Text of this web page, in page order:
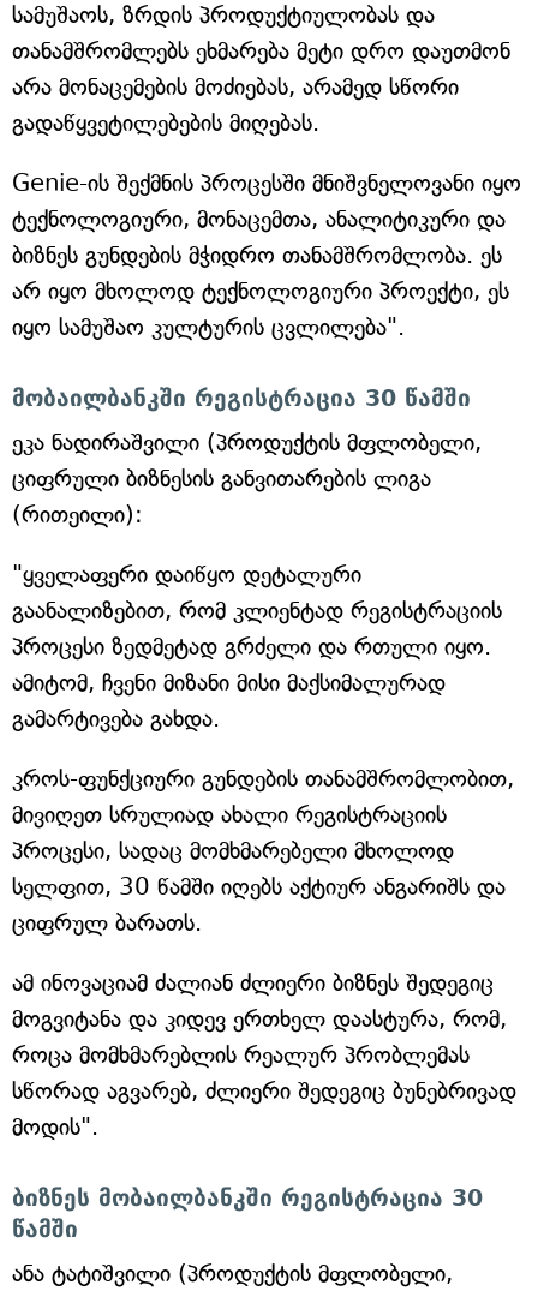
სამუშაოს, ზრდის პროდუქტიულობას და
თანამშრომლებს ეხმარება მეტი დრო დაუთმონ
არა მონაცემების მოძიებას, არამედ სწორი
გადაწყვეტილებების მიღებას.
Genie-ის შექმნის პროცესში მნიშვნელოვანი იყო
ტექნოლოგიური, მონაცემთა, ანალიტიკური და
ბიზნეს გუნდების მჭიდრო თანამშრომლობა. ეს
არ იყო მხოლოდ ტექნოლოგიური პროექტი, ეს
იყო სამუშაო კულტურის ცვლილება".
მობაილბანკში რეგისტრაცია 30 წამში
ეკა ნადირაშვილი (პროდუქტის მფლობელი,
ციფრული ბიზნესის განვითარების ლიგა
(რითეილი):
"ყველაფერი დაიწყო დეტალური
გაანალიზებით, რომ კლიენტად რეგისტრაციის
პროცესი ზედმეტად გრძელი და რთული იყო.
ამიტომ, ჩვენი მიზანი მისი მაქსიმალურად
გამარტივება გახდა.
კროს-ფუნქციური გუნდების თანამშრომლობით,
მივიღეთ სრულიად ახალი რეგისტრაციის
პროცესი, სადაც მომხმარებელი მხოლოდ
სელფით, 30 წამში იღებს აქტიურ ანგარიშს და
ციფრულ ბარათს.
ამ ინოვაციამ ძალიან ძლიერი ბიზნეს შედეგიც
მოგვიტანა და კიდევ ერთხელ დაასტურა, რომ,
როცა მომხმარებლის რეალურ პრობლემას
სწორად აგვარებ, ძლიერი შედეგიც ბუნებრივად
მოდის".
ბიზნეს მობაილბანკში რეგისტრაცია 30
წამში
ანა ტატიშვილი (პროდუქტის მფლობელი,